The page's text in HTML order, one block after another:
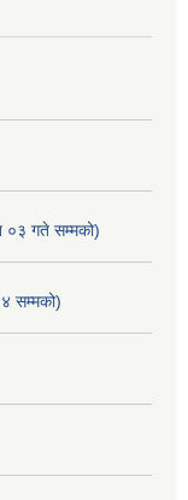
गते सम्मको)
सम्मको)